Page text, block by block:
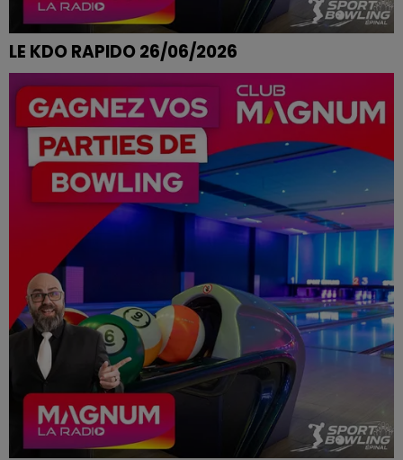
LE KDO RAPIDO 26/06/2026
SANDRINE DE CHARMES REMPORTE SES PARTIES DE
BOWLING CHEZ SPORT BOWLING A EPINAL